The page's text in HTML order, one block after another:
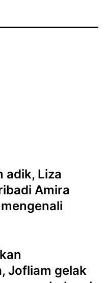
adik, Liza
Amira
Jofliam gelak